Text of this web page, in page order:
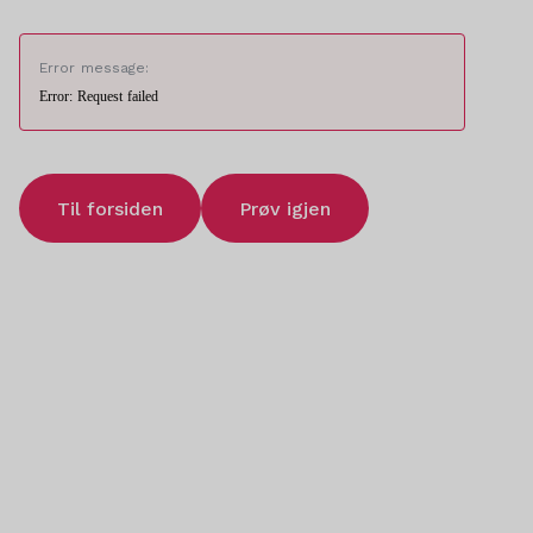
Error message:
Error: Request failed
Til forsiden Prøv igjen